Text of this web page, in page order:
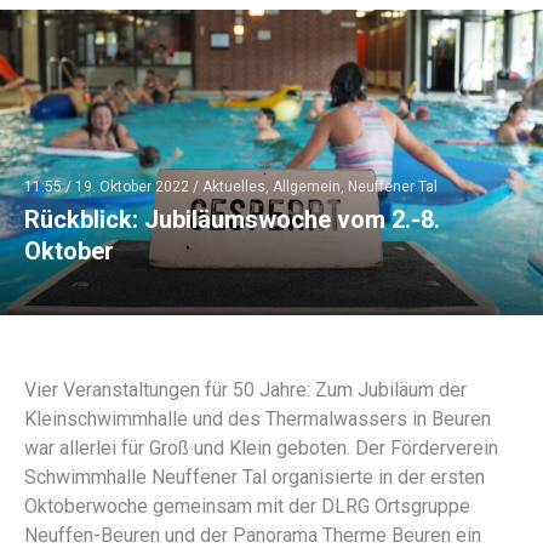
11:55 / 19. Oktober 2022 / Aktuelles Allgemein Neuffener Tal
Rückblick: Jubiläumswoche vom 2.-8.
Oktober
Vier Veranstaltungen für 50 Jahre: Zum Jubiläum der
Kleinschwimmhalle und des Thermalwassers in Beuren
war allerlei für Groß und Klein geboten. Der Förderverein
Schwimmhalle Neuffener Tal organisierte in der ersten
Oktoberwoche gemeinsam mit der DLRG Ortsgruppe
Neuffen-Beuren und der Panorama Therme Beuren ein